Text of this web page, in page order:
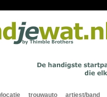
trouwauto artiest/band